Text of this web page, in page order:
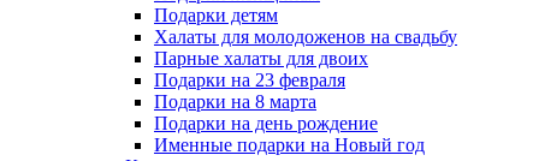
Подарки детям
Халаты для молодоженов на свадьбу
Парные халаты для двоих
Подарки на 23 февраля
Подарки на 8 марта
Подарки на день рождение
Именные подарки на Новый год